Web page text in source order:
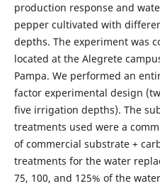
production response and
pepper cultivated with
depths. The experiment was
located at the Alegrete
Pampa. We performed an
factor experimental design
five irrigation depths). The
treatments used were a
of commercial substrate +
treatments for the water
75, 100, and 125% of the